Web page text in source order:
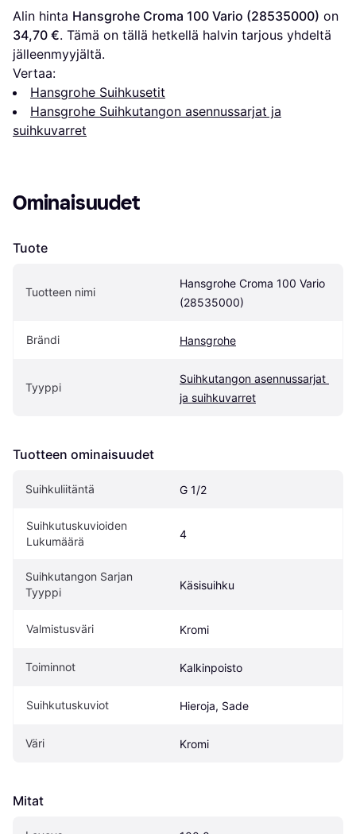
Alin hinta Hansgrohe Croma 100 Vario (28535000)
34,70 €. Tämä on tällä hetkellä halvin tarjous yhdeltä
jälleenmyyjältä.
Vertaa:
Hansgrohe Suihkusetit
Hansgrohe Suihkutangon asennussarjat ja
suihkuvarret
Ominaisuudet
Tuote
Tuotteen nimi
Hansgrohe Croma 100 Vario
(28535000)
Brändi Hansgrohe
Tyyppi
Suihkutangon asennussarjat
ja suihkuvarret
Tuotteen ominaisuudet
Suihkuliitäntä G 1/2
Suihkutuskuvioiden
Lukumäärä
4
Suihkutangon Sarjan
Tyyppi
Käsisuihku
Valmistusväri Kromi
Toiminnot Kalkinpoisto
Suihkutuskuviot Hieroja, Sade
Väri Kromi
Mitat